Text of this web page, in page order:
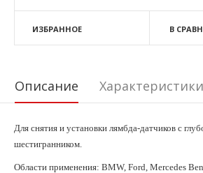
ИЗБРАННОЕ В
Описание Характеристики
Для снятия и установки лямбда-датчиков с
шестигранником.
Области применения: BMW, Ford, Mercedes